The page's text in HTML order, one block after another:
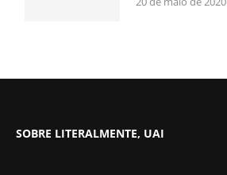
SOBRE LITERALMENTE, UAI